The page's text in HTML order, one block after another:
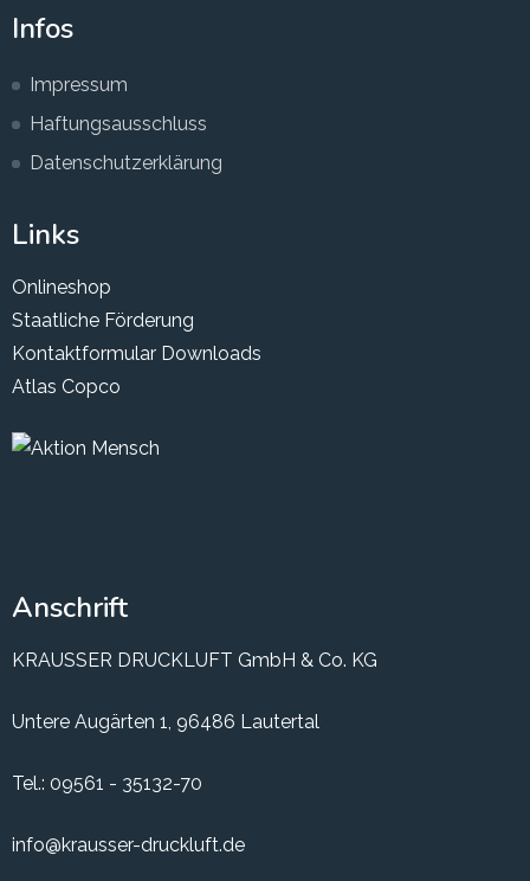
Infos
Impressum
Haftungsausschluss
Datenschutzerklärung
Links
Onlineshop
Staatliche Förderung
Kontaktformular Downloads
Atlas Copco
Anschrift
KRAUSSER DRUCKLUFT GmbH & Co. KG
Untere Augärten 1, 96486 Lautertal
Tel.: 09561 - 35132-70
info@krausser-druckluft.de